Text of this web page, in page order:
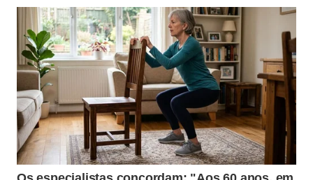
🧼
Passos Essenciais
para Esfregar
Movimentos Certos Fazem a
Diferença
Divida o espaço em pequenas seções antes
de começar a passar o líquido. Esfregue de
cima para baixo de maneira uniforme e